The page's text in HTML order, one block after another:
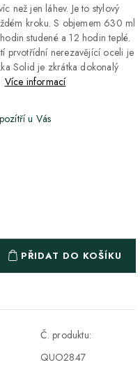
než jen láhev. Je to stylový
kroku. S objemem 630 ml
studené a 12 hodin teplé.
prvotřídní nerezavějící oceli je
Solid je zkrátka dokonalý
Více informací
u Vás
dni ZDARMA
PŘIDAT DO KOŠÍKU
Č. produktu:
QUO2847